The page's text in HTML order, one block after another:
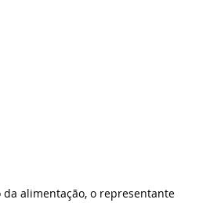
alimentação, o representante